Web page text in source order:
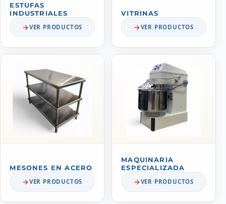
ESTUFAS
INDUSTRIALES
VER PRODUCTOS
VITRINAS
VER PRODUCTOS
MESONES EN ACERO
VER PRODUCTOS
MAQUINARIA
ESPECIALIZADA
VER PRODUCTOS